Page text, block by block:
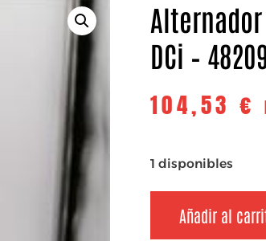
Alternador
DCi –
104,53 €
1 disponibles
Añadir al